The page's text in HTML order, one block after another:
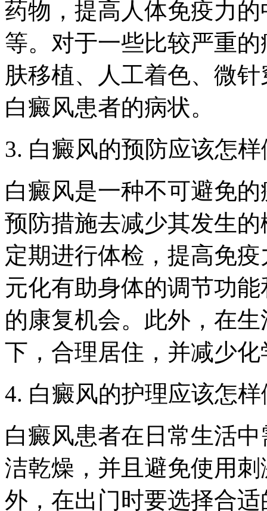
药物，提高人体免疫力
等。对于一些比较严重
肤移植、人工着色、微
白癜风患者的病状。
3. 白癜风的预防应该怎
白癜风是一种不可避免
预防措施去减少其发生
定期进行体检，提高免
元化有助身体的调节功
的康复机会。此外，在
下，合理居住，并减少
4. 白癜风的护理应该怎
白癜风患者在日常生活
洁乾燥，并且避免使用
外，在出门时要选择合